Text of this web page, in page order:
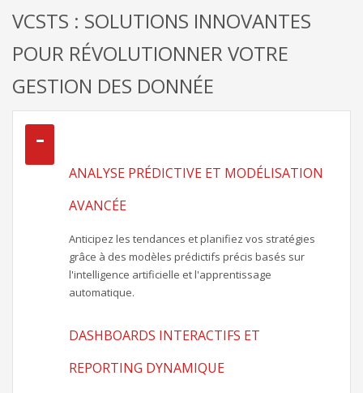
VCSTS : SOLUTIONS INNOVANTES
POUR RÉVOLUTIONNER VOTRE
GESTION DES DONNÉE
ANALYSE PRÉDICTIVE ET MODÉLISATION
AVANCÉE
Anticipez les tendances et planifiez vos stratégies
grâce à des modèles prédictifs précis basés sur
l'intelligence artificielle et l'apprentissage
automatique.
DASHBOARDS INTERACTIFS ET
REPORTING DYNAMIQUE